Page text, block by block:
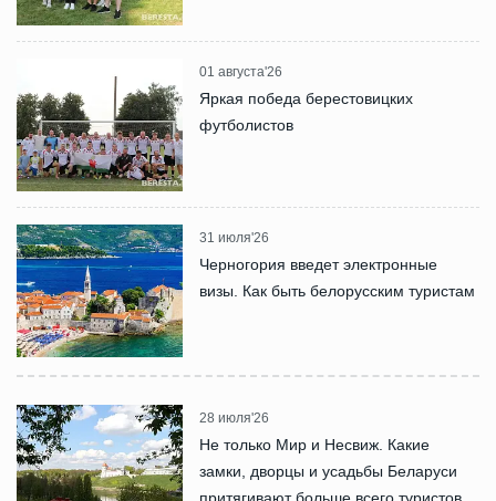
01 августа'26
Яркая победа берестовицких
футболистов
31 июля'26
Черногория введет электронные
визы. Как быть белорусским туристам
28 июля'26
Не только Мир и Несвиж. Какие
замки, дворцы и усадьбы Беларуси
притягивают больше всего туристов